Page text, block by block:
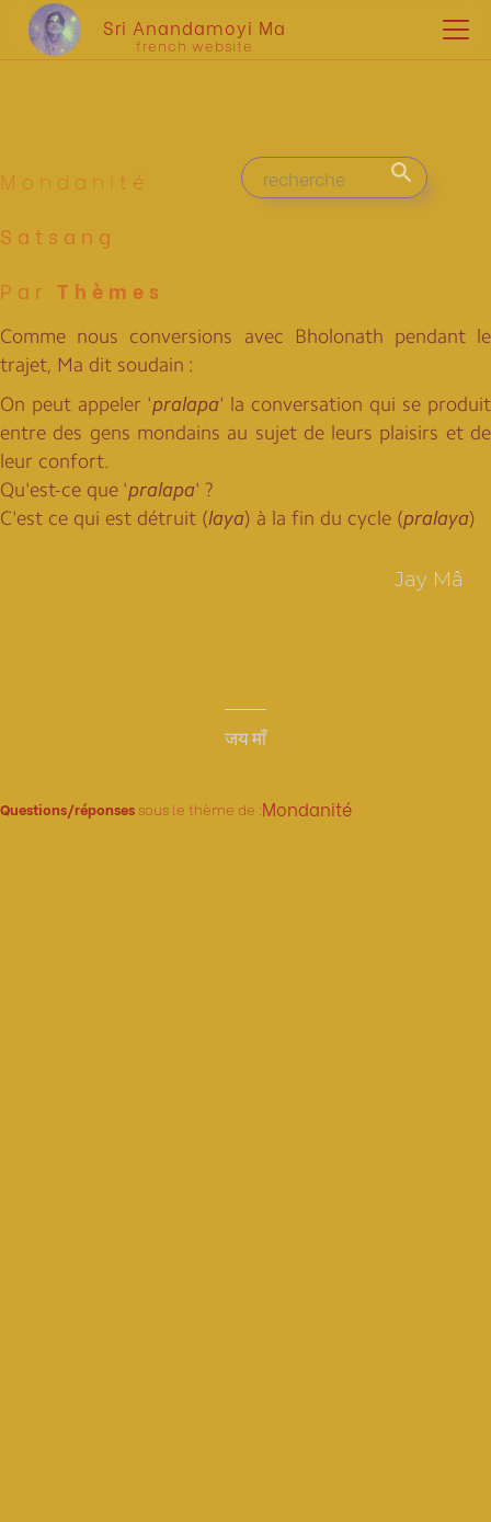
Sri Anandamoyi Ma
french website
Mondanité
Satsang
Par Thèmes
Comme nous conversions avec Bholonath pendant le
trajet, Ma dit soudain :
On peut appeler 'pralapa' la conversation qui se produit
entre des gens mondains au sujet de leurs plaisirs et de
leur confort.
Qu'est-ce que 'pralapa' ?
C'est ce qui est détruit (laya) à la fin du cycle (pralaya)
Jay Mâ
जय माँ
Questions/réponses sous le thème de :Mondanité